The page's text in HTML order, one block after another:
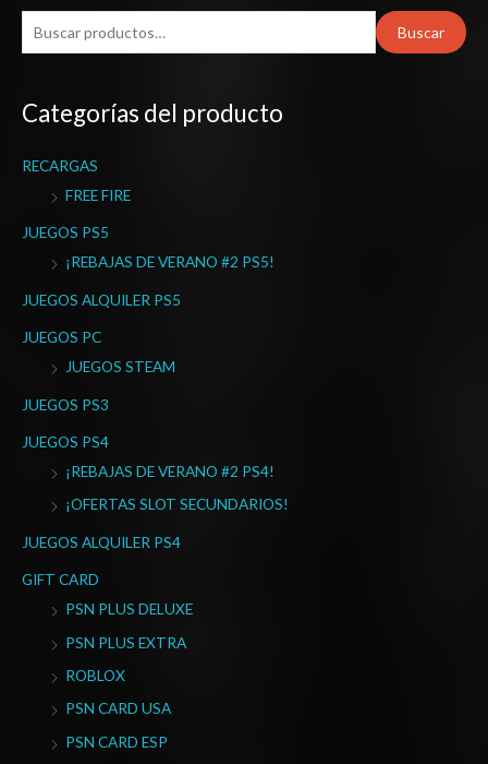
u
c
r
o
Buscar
Categorías del producto
RECARGAS
FREE FIRE
JUEGOS PS5
¡REBAJAS DE VERANO #2 PS5!
JUEGOS ALQUILER PS5
JUEGOS PC
JUEGOS STEAM
JUEGOS PS3
JUEGOS PS4
¡REBAJAS DE VERANO #2 PS4!
¡OFERTAS SLOT SECUNDARIOS!
JUEGOS ALQUILER PS4
GIFT CARD
PSN PLUS DELUXE
PSN PLUS EXTRA
ROBLOX
PSN CARD USA
PSN CARD ESP